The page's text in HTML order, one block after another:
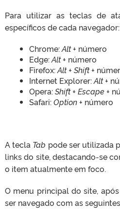
Para utilizar as teclas de
específicos de cada navegador:
Chrome:Alt+ número
Edge:Alt+ número
Firefox:Alt + Shift+
Internet Explorer:Alt+
Opera:Shift + Escape+
Safari:Option+ número
A tecla Tab pode ser utilizada
links do site, destacando-se
o item atualmente em foco.
O menu principal do site,
ser navegado com as